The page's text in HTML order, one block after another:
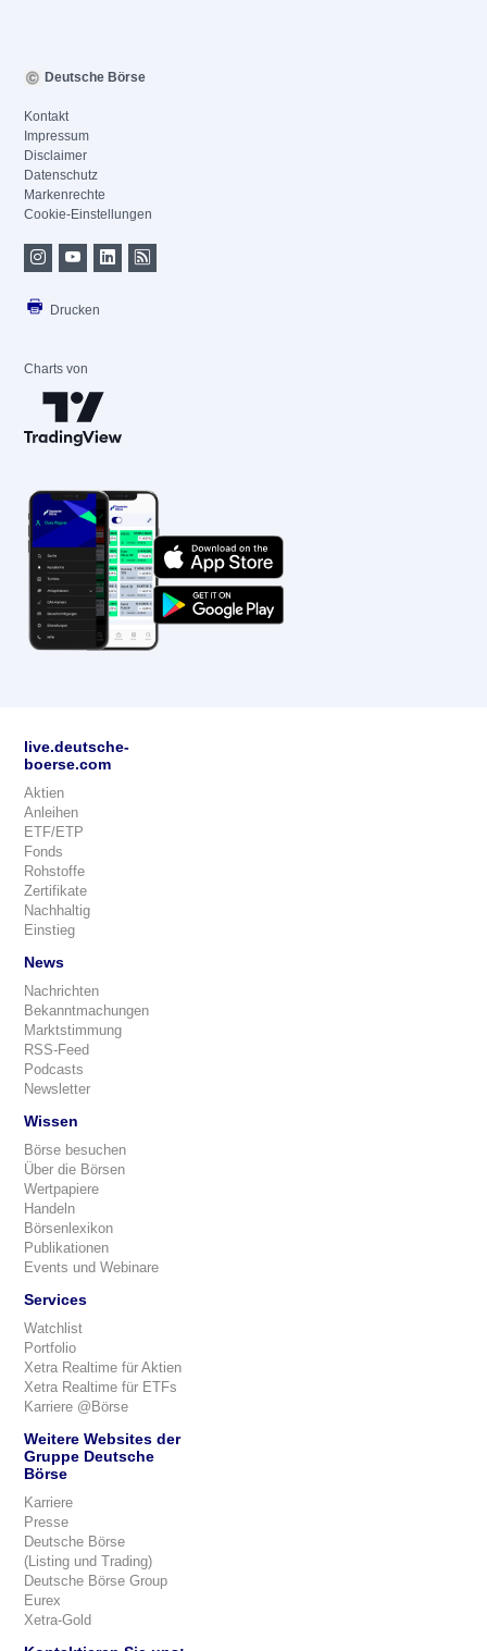
Deutsche Börse
Kontakt
Impressum
Disclaimer
Datenschutz
Markenrechte
Cookie-Einstellungen
Drucken
Charts von
live.deutsche-
boerse.com
Aktien
Anleihen
ETF/ETP
Fonds
Rohstoffe
Zertifikate
Nachhaltig
Einstieg
News
Nachrichten
Bekanntmachungen
Marktstimmung
RSS-Feed
Podcasts
Newsletter
Wissen
Börse besuchen
Über die Börsen
Wertpapiere
Handeln
Börsenlexikon
Publikationen
Events und Webinare
Services
Watchlist
Portfolio
Xetra Realtime für Aktien
Xetra Realtime für ETFs
Karriere @Börse
Weitere Websites der
Gruppe Deutsche
Börse
Karriere
Presse
Deutsche Börse
(Listing und Trading)
Deutsche Börse Group
Eurex
Xetra-Gold